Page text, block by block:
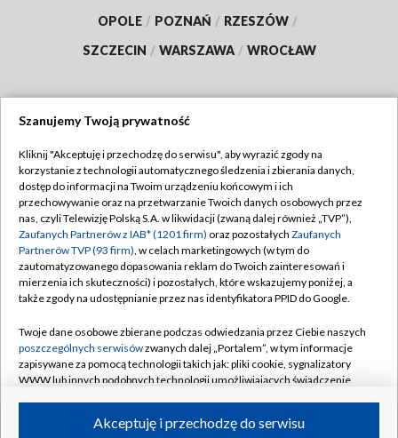
OPOLE / POZNAŃ / RZESZÓW /
SZCZECIN / WARSZAWA / WROCŁAW
TVP
Abonament TVP
Emisja w TVP
Centrum informacji TVP
Naziemna Telewizja Cyfrowa
Rada Programowa
System NOS
Informacje o nadawcy
Program dla prasy
Regulamin TVP
Polityka prywatności
Moje zgody
Pomoc
Kontakt
Kanały
Szanujemy Twoją prywatność
Kliknij "Akceptuję i przechodzę do serwisu", aby wyrazić zgody na
korzystanie z technologii automatycznego śledzenia i zbierania danych,
dostęp do informacji na Twoim urządzeniu końcowym i ich
przechowywanie oraz na przetwarzanie Twoich danych osobowych przez
nas, czyli Telewizję Polską S.A. w likwidacji (zwaną dalej również „TVP”),
Zaufanych Partnerów z IAB* (1201 firm) oraz pozostałych Zaufanych
Partnerów TVP (93 firm), w celach marketingowych (w tym do
zautomatyzowanego dopasowania reklam do Twoich zainteresowań i
mierzenia ich skuteczności) i pozostałych, które wskazujemy poniżej, a
także zgody na udostępnianie przez nas identyfikatora PPID do Google.
Twoje dane osobowe zbierane podczas odwiedzania przez Ciebie naszych
poszczególnych serwisówzwanych dalej „Portalem”, w tym informacje
zapisywane za pomocą technologii takich jak: pliki cookie, sygnalizatory
WWW lub innych podobnych technologii umożliwiających świadczenie
ruchu w Internecie.Akceptuję i przechodzę do serwisu